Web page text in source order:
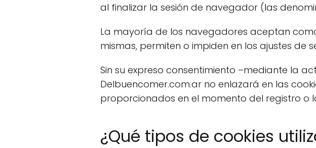
al finalizar la sesión de navegador (las
La mayoría de los navegadores aceptan
mismas, permiten o impiden en los ajustes
Sin su expreso consentimiento –mediante la
Delbuencomer.com.ar no enlazará en las
proporcionados en el momento del registro o
¿Qué tipos de cookies